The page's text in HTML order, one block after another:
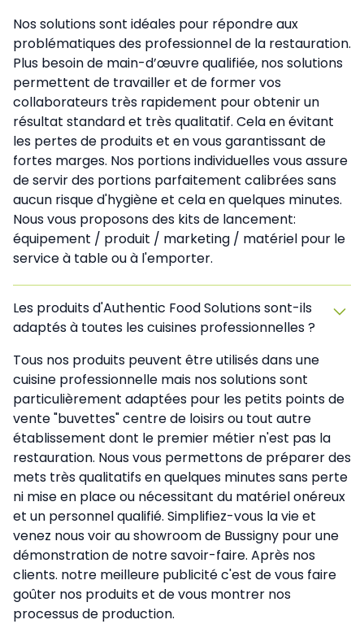
Nos solutions sont idéales pour répondre aux
problématiques des professionnel de la restauration.
Plus besoin de main-d’œuvre qualifiée, nos solutions
permettent de travailler et de former vos
collaborateurs très rapidement pour obtenir un
résultat standard et très qualitatif. Cela en évitant
les pertes de produits et en vous garantissant de
fortes marges. Nos portions individuelles vous assure
de servir des portions parfaitement calibrées sans
aucun risque d'hygiène et cela en quelques minutes.
Nous vous proposons des kits de lancement:
équipement / produit / marketing / matériel pour le
service à table ou à l'emporter.
Les produits d'Authentic Food Solutions sont-ils
adaptés à toutes les cuisines professionnelles ?
Tous nos produits peuvent être utilisés dans une
cuisine professionnelle mais nos solutions sont
particulièrement adaptées pour les petits points de
vente "buvettes" centre de loisirs ou tout autre
établissement dont le premier métier n'est pas la
restauration. Nous vous permettons de préparer des
mets très qualitatifs en quelques minutes sans perte
ni mise en place ou nécessitant du matériel onéreux
et un personnel qualifié. Simplifiez-vous la vie et
venez nous voir au showroom de Bussigny pour une
démonstration de notre savoir-faire. Après nos
clients. notre meilleure publicité c'est de vous faire
goûter nos produits et de vous montrer nos
processus de production.